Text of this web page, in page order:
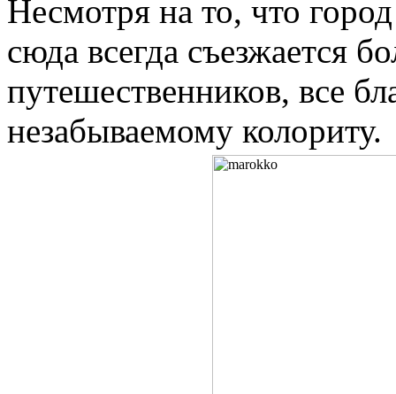
Несмотря на то, что
сюда всегда съезжается
путешественников, все
незабываемому колориту.